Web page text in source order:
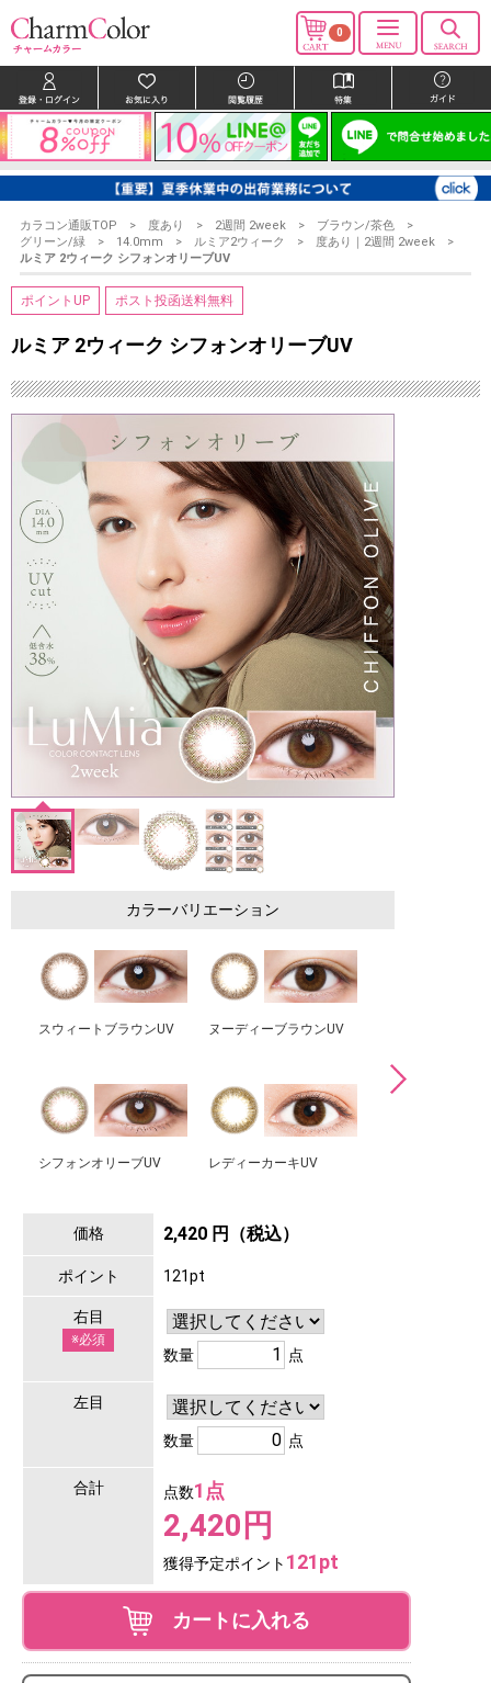
0
カラコン通販TOP 度あり 2週間 2week
ブラウン/茶色
グリーン/緑
14.0mm ルミア2ウィーク
度あり｜2週間 2week
ルミア 2ウィーク シフォンオリーブUV
ポイントUP ポスト投函送料無料
ルミア 2ウィーク シフォンオリーブUV
カラーバリエーション
スウィートブラウンUV ヌーディーブラウンUV
シフォンオリーブUV レディーカーキUV
価格 2,420 円（税込）
ポイント 121pt
右目
※必須
数量 点
左目
数量 点
合計 点数1点
2,420円
獲得予定ポイント 121pt
カートに入れる